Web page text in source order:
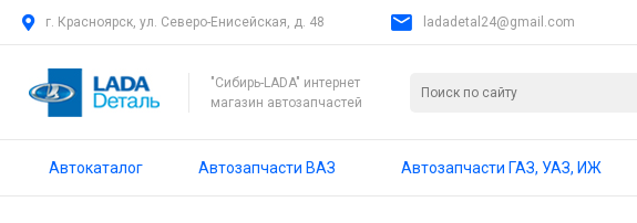
г. Красноярск, ул. Северо-Енисейская, д. 48 ladadetal24@gmail.com
"Сибирь-LADA" интернет
магазин автозапчастей
Автокаталог Автозапчасти ВАЗ Автозапчасти ГАЗ, УАЗ, ИЖ